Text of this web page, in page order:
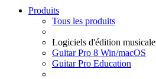
Produits
Tous les produits
Logiciels d'édition musicale
Guitar Pro 8 Win/macOS
Guitar Pro Education